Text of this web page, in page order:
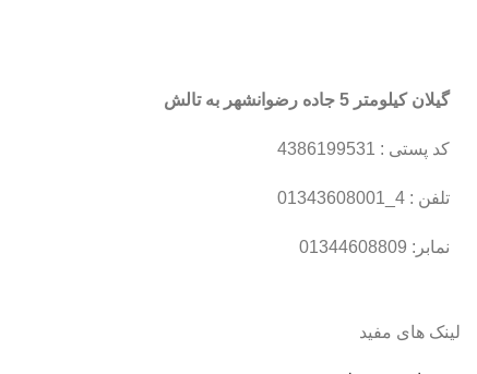
گیلان کیلومتر 5 جاده رضوانشهر به تالش
کد پستی : 4386199531
تلفن : 4_01343608001
نمابر: 01344608809
لینک های مفید